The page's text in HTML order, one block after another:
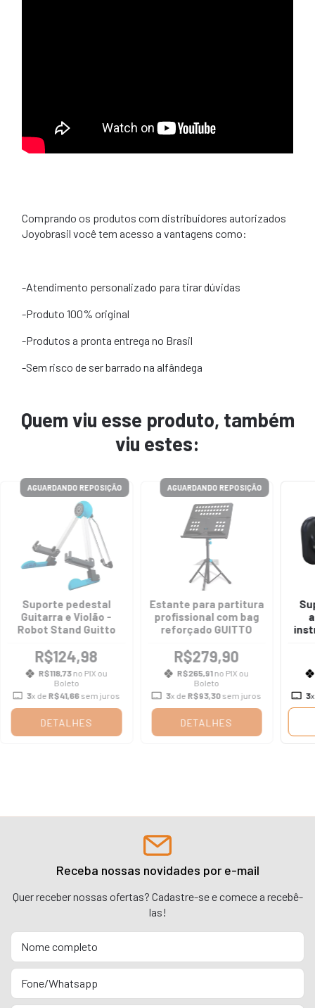
Comprando os produtos com distribuidores autorizados
Joyobrasil você tem acesso a vantagens como:
-Atendimento personalizado para tirar dúvidas
-Produto 100% original
-Produtos a pronta entrega no Brasil
-Sem risco de ser barrado na alfândega
Quem viu esse produto, também
viu estes:
AGUARDANDO REPOSIÇÃO
Suporte pedestal
Guitarra e Violão -
Robot Stand Guitto
R$124,98
R$118,73no PIX ou
Boleto
3x de R$41,66sem juros
DETALHES
AGUARDANDO REPOSIÇÃO
Estante para partitura
profissional com bag
reforçado GUITTO
R$279,90
R$265,91no PIX ou
Boleto
3x de R$93,30sem juros
DETALHES
3
Receba nossas novidades por e-mail
Quer receber nossas ofertas? Cadastre-se e comece a recebê-
las!